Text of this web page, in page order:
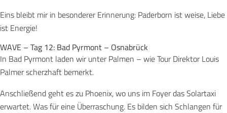
Eins bleibt mir in besonderer Erinnerung: Paderborn ist weise, Liebe
ist Energie!
WAVE – Tag 12: Bad Pyrmont – Osnabrück
In Bad Pyrmont laden wir unter Palmen – wie Tour Direktor Louis
Palmer scherzhaft bemerkt.
Anschließend geht es zu Phoenix, wo uns im Foyer das Solartaxi
erwartet. Was für eine Überraschung. Es bilden sich Schlangen für